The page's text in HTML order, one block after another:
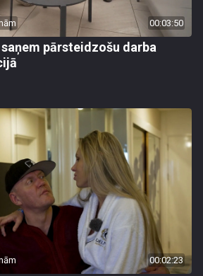
00:03:50
pārsteidzošu darba
00:02:23